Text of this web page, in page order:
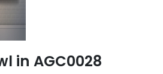
in AGC0028